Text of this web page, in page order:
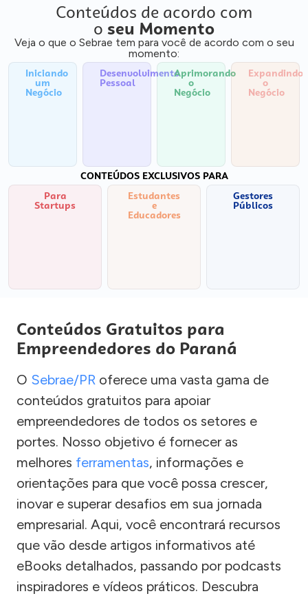
Conteúdos de acordo com
o seu Momento
Veja o que o Sebrae tem para você de acordo com o seu
momento:
Iniciando
um
Negócio
Desenvolvimento
Pessoal
Aprimorando
o
Negócio
Expandindo
o
Negócio
CONTEÚDOS EXCLUSIVOS PARA
Para
Startups
Estudantes
e
Educadores
Gestores
Públicos
Conteúdos Gratuitos para
Empreendedores do Paraná
O Sebrae/PR oferece uma vasta gama de
conteúdos gratuitos para apoiar
empreendedores de todos os setores e
portes. Nosso objetivo é fornecer as
melhores ferramentas, informações e
orientações para que você possa crescer,
inovar e superar desafios em sua jornada
empresarial. Aqui, você encontrará recursos
que vão desde artigos informativos até
eBooks detalhados, passando por podcasts
inspiradores e vídeos práticos. Descubra